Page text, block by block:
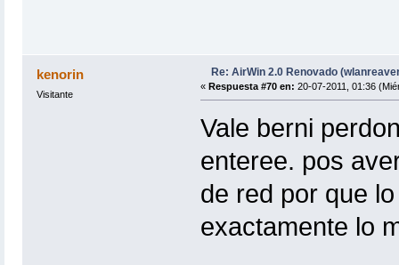
kenorin
Visitante
Re: AirWin 2.0 Renovado
« Respuesta #70 en: 20-07-2011, 01:36
Vale berni
enteree. pos
de red por que
exactamente lo